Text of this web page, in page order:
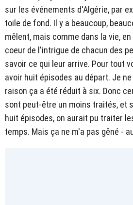
sur les événements d'Algérie, par
toile de fond. Il y a beaucoup,
mêlent, mais comme dans la vie,
coeur de l'intrigue de chacun des
savoir ce qui leur arrive. Pour tout
avoir huit épisodes au départ. Je
raison ça a été réduit à six. Donc
sont peut-être un moins traités, et
huit épisodes, on aurait pu traiter
temps. Mais ça ne m'a pas gêné -